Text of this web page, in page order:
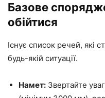
Базове
обійтися
Існує список речей, які
будь-якій ситуації.
Намет: Звертайте